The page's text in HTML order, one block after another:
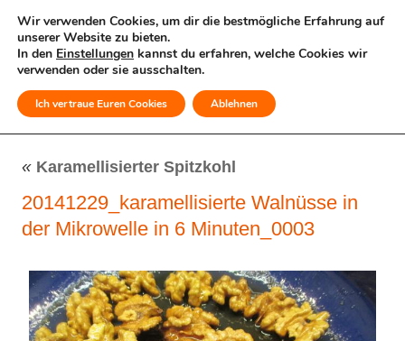
MENÜ
« Karamellisierter Spitzkohl
20141229_karamellisierte Walnüsse in
der Mikrowelle in 6 Minuten_0003
Wir verwenden Cookies, um dir die bestmögliche Erfahrung auf
unserer Website zu bieten.
In den Einstellungen kannst du erfahren, welche Cookies wir
verwenden oder sie ausschalten.
Ich vertraue Euren Cookies Ablehnen